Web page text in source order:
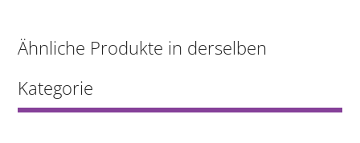
Ähnliche Produkte in derselben
Kategorie